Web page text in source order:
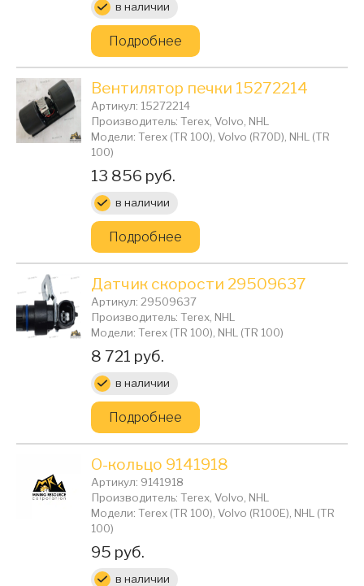
в наличии
Подробнее
Вентилятор печки 15272214
Артикул: 15272214
Производитель: Terex, Volvo, NHL
Модели: Terex (TR 100), Volvo (R70D), NHL (TR
100)
Цена:
13 856 руб.
в наличии
Подробнее
Датчик скорости 29509637
Артикул: 29509637
Производитель: Terex, NHL
Модели: Terex (TR 100), NHL (TR 100)
Цена:
8 721 руб.
в наличии
Подробнее
О-кольцо 9141918
Артикул: 9141918
Производитель: Terex, Volvo, NHL
Модели: Terex (TR 100), Volvo (R100E), NHL (TR
100)
Цена:
95 руб.
в наличии